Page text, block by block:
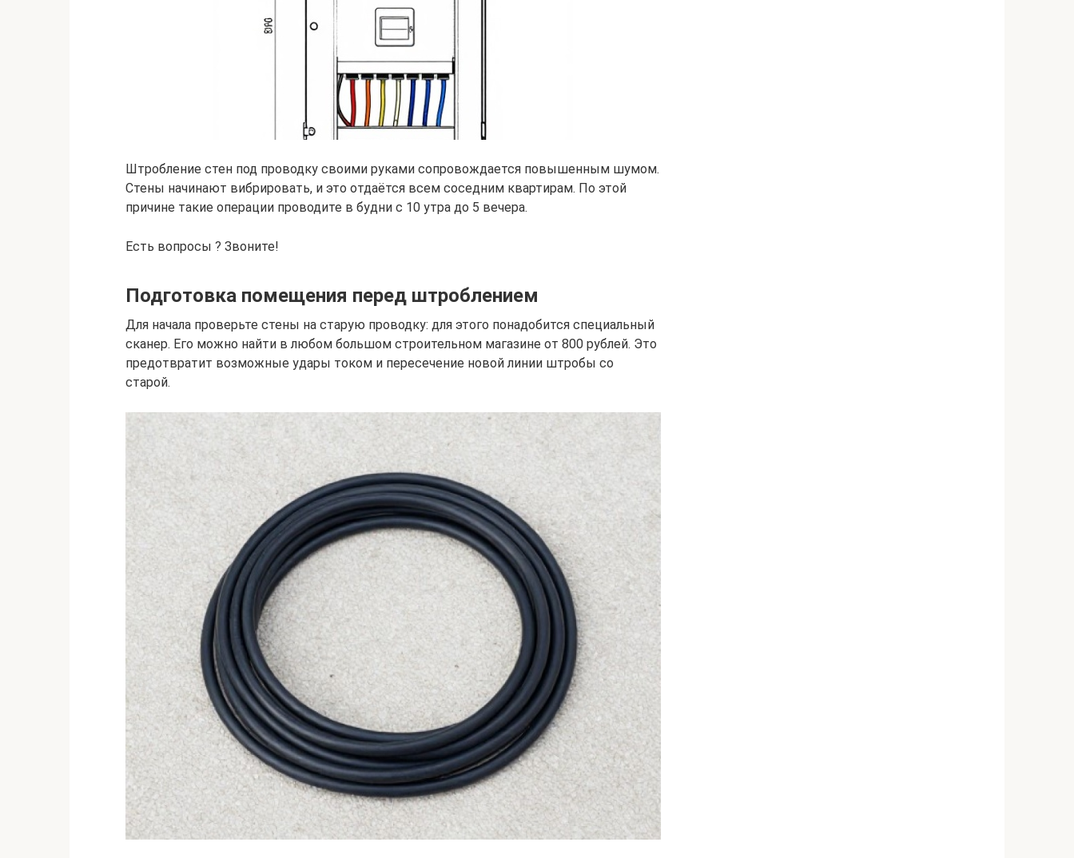
Штробление стен под проводку своими руками сопровождается повышенным шумом.
Стены начинают вибрировать, и это отдаётся всем соседним квартирам. По этой
причине такие операции проводите в будни с 10 утра до 5 вечера.
Есть вопросы ? Звоните!
Подготовка помещения перед штроблением
Для начала проверьте стены на старую проводку: для этого понадобится специальный
сканер. Его можно найти в любом большом строительном магазине от 800 рублей. Это
предотвратит возможные удары током и пересечение новой линии штробы со
старой.